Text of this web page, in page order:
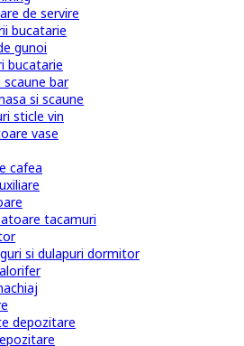
de servire
bucatarie
gunoi
bucatarie
scaune bar
si scaune
sticle vin
vase
cafea
tacamuri
si dulapuri dormitor
depozitare